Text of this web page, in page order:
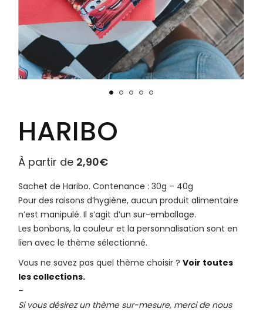
HARIBO
À partir de 2,90€
Sachet de Haribo. Contenance : 30g – 40g
Pour des raisons d’hygiène, aucun produit alimentaire
n’est manipulé. Il s’agit d’un sur-emballage.
Les bonbons, la couleur et la personnalisation sont en
lien avec le thème sélectionné.
Vous ne savez pas quel thème choisir ?Voir toutes
les collections.
–
Si vous désirez un thème sur-mesure, merci de nous